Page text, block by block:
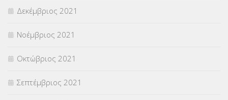
Δεκέμβριος 2021
Νοέμβριος 2021
Οκτώβριος 2021
Σεπτέμβριος 2021